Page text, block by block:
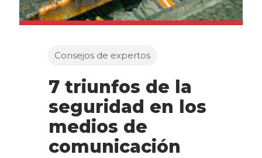
Consejos de expertos
7 triunfos de la
seguridad en los
medios de
comunicación